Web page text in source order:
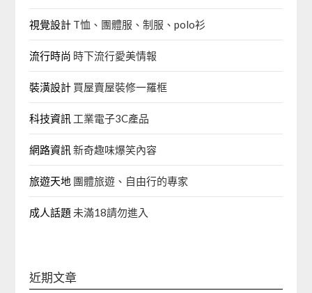
視覺設計 T恤、團體服、制服、polo衫
流行時尚 時下流行愛美情報
裝潢設計 買屋賣屋裝修一羅框
科技資訊 工業電子3C產品
網路資訊 新奇趣味爆笑內容
旅遊天地 團體旅遊、自由行的專家‎
成人話題 未滿18請勿進入
近期文章